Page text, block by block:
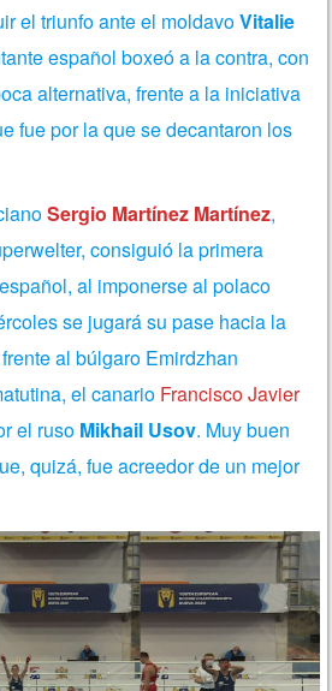
el triunfo ante el moldavoVitalie
español boxeó a la contra, con
alternativa, frente a la iniciativa
fue por la que se decantaron los
Sergio Martínez Martínez,
consiguió la primera
al imponerse al polaco
se jugará su pase hacia la
al búlgaro Emirdzhan
el canario Francisco Javier
el ruso Mikhail Usov. Muy buen
quizá, fue acreedor de un mejor